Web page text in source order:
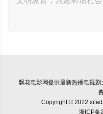
飘花电影网提供最新热播电视
Copyright © 2022
浙ICP备